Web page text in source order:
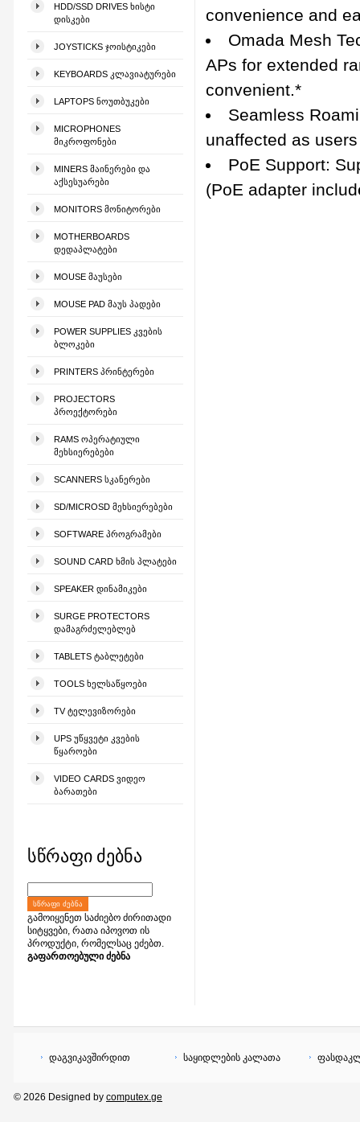
HDD/SSD DRIVES ᲮᲘᲡᲢᲘ
ᲓᲘᲡᲙᲔᲑᲘ
JOYSTICKS ᲯᲝᲘᲡᲢᲘᲙᲔᲑᲘ
KEYBOARDS ᲙᲚᲐᲕᲘᲐᲢᲣᲠᲔᲑᲘ
LAPTOPS ᲜᲝᲣᲗᲑᲣᲙᲔᲑᲘ
MICROPHONES
ᲛᲘᲙᲠᲝᲤᲝᲜᲔᲑᲘ
MINERS ᲛᲐᲘᲜᲔᲠᲔᲑᲘ ᲓᲐ
ᲐᲥᲡᲔᲡᲣᲐᲠᲔᲑᲘ
MONITORS ᲛᲝᲜᲘᲢᲝᲠᲔᲑᲘ
MOTHERBOARDS
ᲓᲔᲓᲐᲞᲚᲐᲢᲔᲑᲘ
MOUSE ᲛᲐᲣᲡᲔᲑᲘ
MOUSE PAD ᲛᲐᲣᲡ ᲞᲐᲓᲔᲑᲘ
POWER SUPPLIES ᲙᲕᲔᲑᲘᲡ
ᲑᲚᲝᲙᲔᲑᲘ
PRINTERS ᲞᲠᲘᲜᲢᲔᲠᲔᲑᲘ
PROJECTORS
ᲞᲠᲝᲔᲥᲢᲝᲠᲔᲑᲘ
RAMS ᲝᲞᲔᲠᲐᲢᲘᲣᲚᲘ
ᲛᲔᲮᲡᲘᲔᲠᲔᲑᲔᲑᲘ
SCANNERS ᲡᲙᲐᲜᲔᲠᲔᲑᲘ
SD/MICROSD ᲛᲔᲮᲡᲘᲔᲠᲔᲑᲔᲑᲘ
SOFTWARE ᲞᲠᲝᲒᲠᲐᲛᲔᲑᲘ
SOUND CARD ᲮᲛᲘᲡ ᲞᲚᲐᲢᲔᲑᲘ
SPEAKER ᲓᲘᲜᲐᲛᲘᲙᲔᲑᲘ
SURGE PROTECTORS
ᲓᲐᲛᲐᲒᲠᲫᲔᲚᲔᲑᲚᲔᲑ
TABLETS ᲢᲐᲑᲚᲔᲢᲔᲑᲘ
TOOLS ᲮᲔᲚᲡᲐᲬᲧᲝᲔᲑᲘ
TV ᲢᲔᲚᲔᲕᲘᲖᲝᲠᲔᲑᲘ
UPS ᲣᲬᲧᲕᲔᲢᲘ ᲙᲕᲔᲑᲘᲡ
ᲬᲧᲐᲠᲝᲔᲑᲘ
VIDEO CARDS ᲕᲘᲓᲔᲝ
ᲑᲐᲠᲐᲗᲔᲑᲘ
სწრაფი ძებნა
ᲡᲬᲠᲐᲤᲘ ᲫᲔᲑᲜᲐ
გამოიყენეთ საძიებო ძირითადი
სიტყვები, რათა იპოვოთ ის
პროდუქტი, რომელსაც ეძებთ.
გაფართოებული ძებნა
convenience and
Omada Mesh
APs for extended
convenient.*
Seamless
unaffected as
PoE Support:
(PoE adapter
დაგვიკავშირდით საყიდლების კალათა
© 2026 Designed by computex.ge